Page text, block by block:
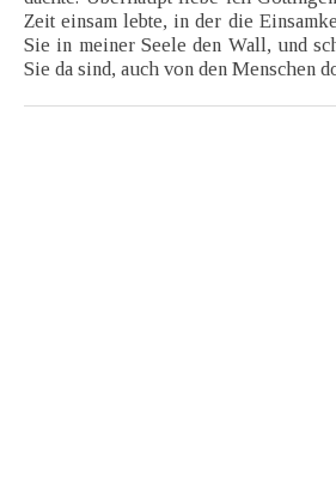
Zeit einsam lebte, in der die
Sie in meiner Seele den Wall, und
Sie da sind, auch von den Menschen